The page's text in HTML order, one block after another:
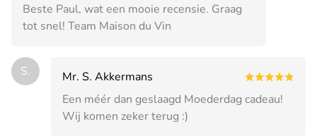
Beste Paul, wat een mooie recensie. Graag
tot snel! Team Maison du Vin
S.
Mr. S. Akkermans
Een méér dan geslaagd Moederdag cadeau!
Wij komen zeker terug :)